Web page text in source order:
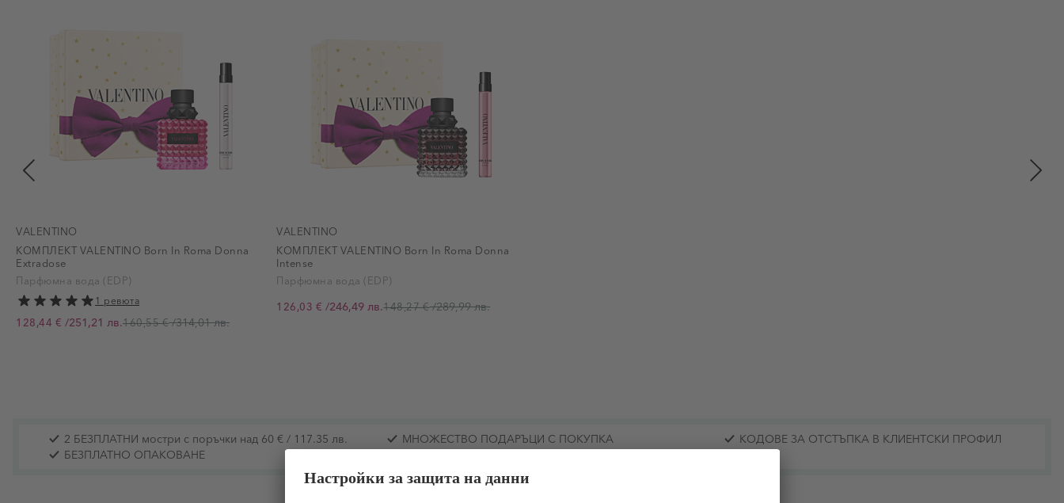
VALENTINO
КОМПЛЕКТ VALENTINO Born In Roma Donna
Extradose
Парфюмна вода (EDP)
1 ревюта
Промо цена
128,44 € /251,21 лв.160,55 €/314,01 лв.
VALENTINO
КОМПЛЕКТ VALENTINO Born In Roma Donna
Intense
Парфюмна вода (EDP)
Промо цена
126,03 € /246,49 лв.148,27 €/289,99 лв.
2 БЕЗПЛАТНИ мостри с поръчки над 60 € / 117.35 лв. МНОЖЕСТВО ПОДАРЪЦИ С ПОКУПКА
КОДОВЕ ЗА ОТСТЪПКА В КЛИЕНТСКИ ПРОФИЛ
БЕЗПЛАТНО ОПАКОВАНЕ